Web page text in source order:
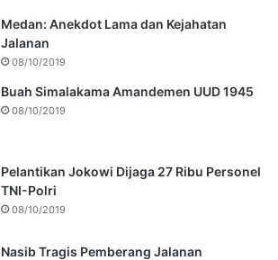
Medan: Anekdot Lama dan Kejahatan
Jalanan
08/10/2019
Buah Simalakama Amandemen UUD 1945
08/10/2019
Pelantikan Jokowi Dijaga 27 Ribu Personel
TNI-Polri
08/10/2019
Nasib Tragis Pemberang Jalanan